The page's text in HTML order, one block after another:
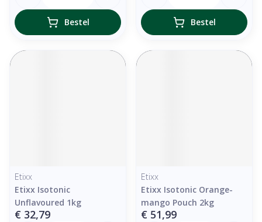
Bestel Bestel
Etixx
Etixx Isotonic
Unflavoured 1kg
€ 32,79
Etixx
Etixx Isotonic Orange-
mango Pouch 2kg
€ 51,99